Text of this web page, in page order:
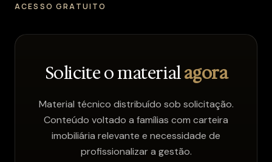
ACESSO GRATUITO
Solicite o materialagora
Material técnico distribuído sob solicitação.
Conteúdo voltado a famílias com carteira
imobiliária relevante e necessidade de
profissionalizar a gestão.